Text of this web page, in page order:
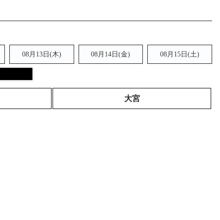
08月13日(木) 08月14日(金) 08月15日(土)
大宮